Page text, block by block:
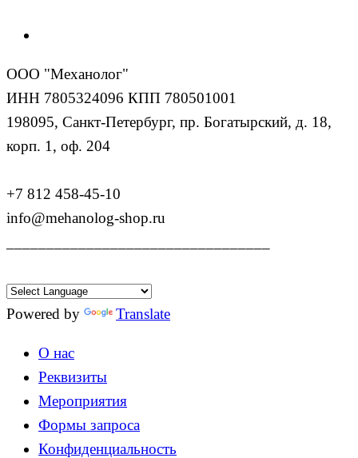
ООО "Механолог"
ИНН 7805324096 КПП 780501001
198095, Санкт-Петербург, пр. Богатырский, д. 18,
корп. 1, оф. 204
+7 812 458-45-10
info@mehanolog-shop.ru
Powered by Translate
О нас
Реквизиты
Мероприятия
Формы запроса
Конфиденциальность